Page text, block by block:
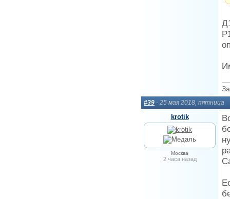
#39 - 25 мая 2018, пятница
krotik
Москва
2 часа назад